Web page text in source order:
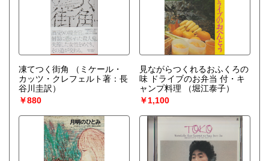
凍てつく街角
（ミケール・
カッツ・クレフェルト著：長
谷川圭訳）
￥880
見ながらつくれるおふくろの
味 ドライブのお弁当 付・キ
ャンプ料理
（堀江泰子）
￥1,100